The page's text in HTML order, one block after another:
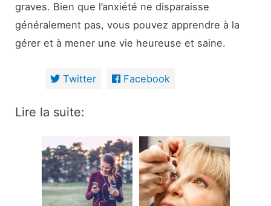
graves. Bien que l’anxiété ne disparaisse
généralement pas, vous pouvez apprendre à la
gérer et à mener une vie heureuse et saine.
Twitter Facebook
Lire la suite: